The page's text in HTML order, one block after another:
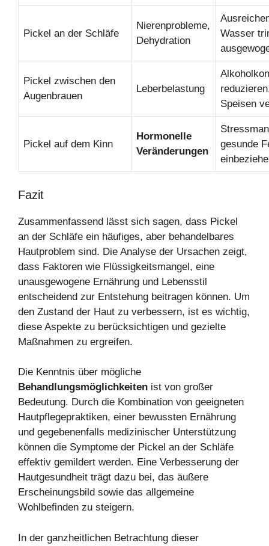
Pickel an der Schläfe
Nierenprobleme,
Dehydration
Wasser
Pickel zwischen den
Augenbrauen
Leberbelastung
Speisen
Pickel auf dem Kinn
Hormonelle
Veränderungen
gesunde
Fazit
Zusammenfassend lässt sich sagen, dass Pickel
an der Schläfe ein häufiges, aber behandelbares
Hautproblem sind. Die Analyse der Ursachen zeigt,
dass Faktoren wie Flüssigkeitsmangel, eine
unausgewogene Ernährung und Lebensstil
entscheidend zur Entstehung beitragen können. Um
den Zustand der Haut zu verbessern, ist es wichtig,
diese Aspekte zu berücksichtigen und gezielte
Maßnahmen zu ergreifen.
Die Kenntnis über mögliche
Behandlungsmöglichkeiten ist von großer
Bedeutung. Durch die Kombination von geeigneten
Hautpflegepraktiken, einer bewussten Ernährung
und gegebenenfalls medizinischer Unterstützung
können die Symptome der Pickel an der Schläfe
effektiv gemildert werden. Eine Verbesserung der
Hautgesundheit trägt dazu bei, das äußere
Erscheinungsbild sowie das allgemeine
Wohlbefinden zu steigern.
In der ganzheitlichen Betrachtung dieser